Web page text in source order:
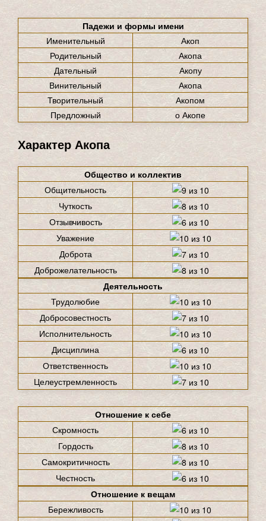
Падежи и формы имени
Именительный
Акоп
Родительный
Акопа
Дательный
Акопу
Винительный
Акопа
Творительный
Акопом
Предложный
о Акопе
Характер Акопа
Общество и коллектив
Общительность
Чуткость
Отзывчивость
Уважение
Доброта
Доброжелательность
Деятельность
Трудолюбие
Добросовестность
Исполнительность
Дисциплина
Ответственность
Целеустремленность
Отношение к себе
Скромность
Гордость
Самокритичность
Честность
Отношение к вещам
Бережливость